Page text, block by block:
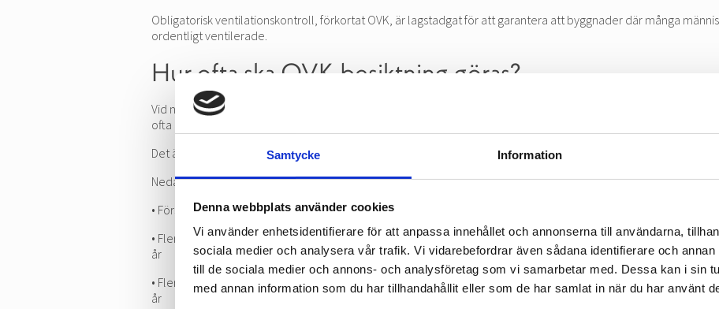
Samtycke Information
Denna webbplats använder cookies
Vi använder enhetsidentifierare för att anpassa innehållet och annonserna till användarna,
sociala medier och analysera vår trafik. Vi vidarebefordrar även sådana identifierare och
till de sociala medier och annons- och analysföretag som vi samarbetar med. Dessa kan i sin
med annan information som du har tillhandahållit eller som de har samlat in när du har använt
Obligatorisk ventilationskontroll, förkortat OVK, är lagstadgat för att garantera att byggnader där många
ordentligt ventilerade.
Hur ofta ska OVK-besiktning göras?
Vid nybyggen görs en OVK redan vid installation för att kontrollera att systemet fungerar korrekt, därefter sker
ofta OVK utförs beror på vilken typ av byggnad och ventilationssystem det handlar om.
Det är byggnadens ägare som ansvarar för att OVK genomförs. Bor man till exempel i ett flerbostadshus är det
Nedan listas hur ofta olika typer av byggnader behöver kontrolleras, följt av en lista som förklarar vad de olika
• Förskolor, skolor, vårdlokaler och liknande byggnader oavsett ventilationssystem – kontrolleras var tredje år
• Flerbostadshus, kontorsbyggnader samt personalutrymmen och kontor i industribyggnader med FT- eller
år
• Flerbostadshus, kontorsbyggnader samt personalutrymmen och kontor i industribyggnader med S-, F- eller
år